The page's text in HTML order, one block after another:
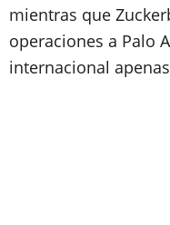
mientras que
operaciones a Palo
internacional